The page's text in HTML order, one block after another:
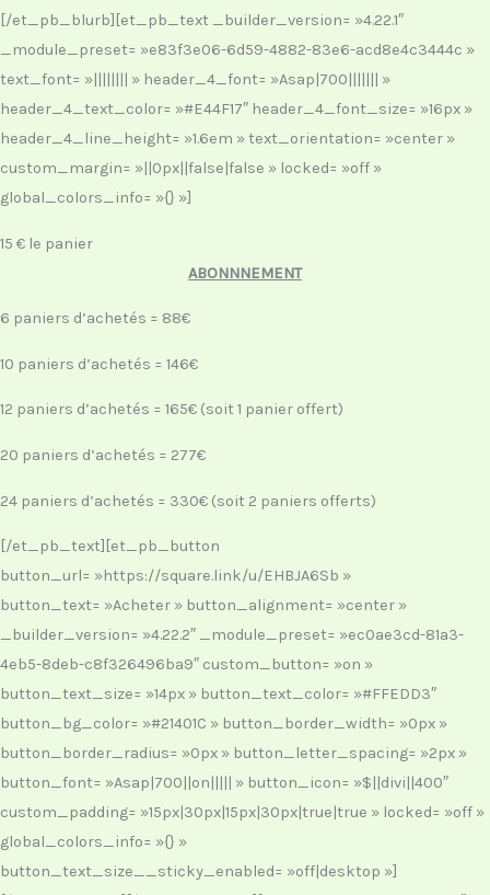
[/et_pb_blurb][et_pb_text _builder_version= »4.22.1″
_module_preset= »e83f3e06-6d59-4882-83e6-acd8e4c3444c »
text_font= »|||||||| » header_4_font= »Asap|700||||||| »
header_4_text_color= »#E44F17″ header_4_font_size= »16px »
header_4_line_height= »1.6em » text_orientation= »center »
custom_margin= »||0px||false|false » locked= »off »
global_colors_info= »{} »]
15 € le panier
ABONNNEMENT
6 paniers d’achetés = 88€
10 paniers d’achetés = 146€
12 paniers d’achetés = 165€ (soit 1 panier offert)
20 paniers d’achetés = 277€
24 paniers d’achetés = 330€ (soit 2 paniers offerts)
[/et_pb_text][et_pb_button
button_url= »https://square.link/u/EHBJA6Sb »
button_text= »Acheter » button_alignment= »center »
_builder_version= »4.22.2″ _module_preset= »ec0ae3cd-81a3-
4eb5-8deb-c8f326496ba9″ custom_button= »on »
button_text_size= »14px » button_text_color= »#FFEDD3″
button_bg_color= »#21401C » button_border_width= »0px »
button_border_radius= »0px » button_letter_spacing= »2px »
button_font= »Asap|700||on||||| » button_icon= »$||divi||400″
custom_padding= »15px|30px|15px|30px|true|true » locked= »off »
global_colors_info= »{} »
button_text_size__sticky_enabled= »off|desktop »]